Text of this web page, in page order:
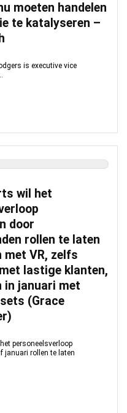
moeten handelen
te katalyseren –
is executive vice
wil het
door
rollen te laten
met VR, zelfs
lastige klanten,
in januari met
(Grace
personeelsverloop
januari rollen te laten